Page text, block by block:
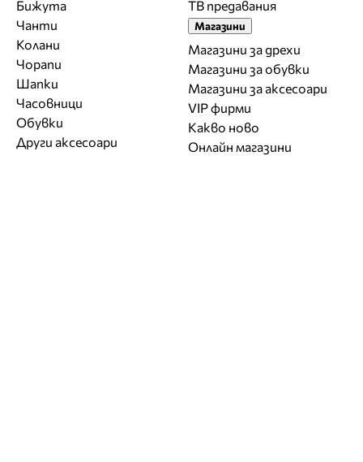
Бижута
Чанти
Колани
Чорапи
Шапки
Часовници
Обувки
Други аксесоари
ТВ предавания
Магазини
Магазини за дрехи
Магазини за обувки
Магазини за aксесоари
VIP фирми
Какво ново
Онлайн магазини